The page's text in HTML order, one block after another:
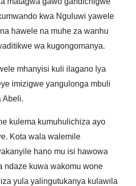
kwa Nguluwi yawele
hawele na muhe za wanhu
wa kugongomanya.
mhanyisi kuli ilagano lya
imizigwe yangulonga mbuli
Abeli.
kulema kumuhulichiza ayo
Kota wala walemile
hano mu isi hawowa
ndaze kuwa wakomu wone
yula yalingutukanya kulawila